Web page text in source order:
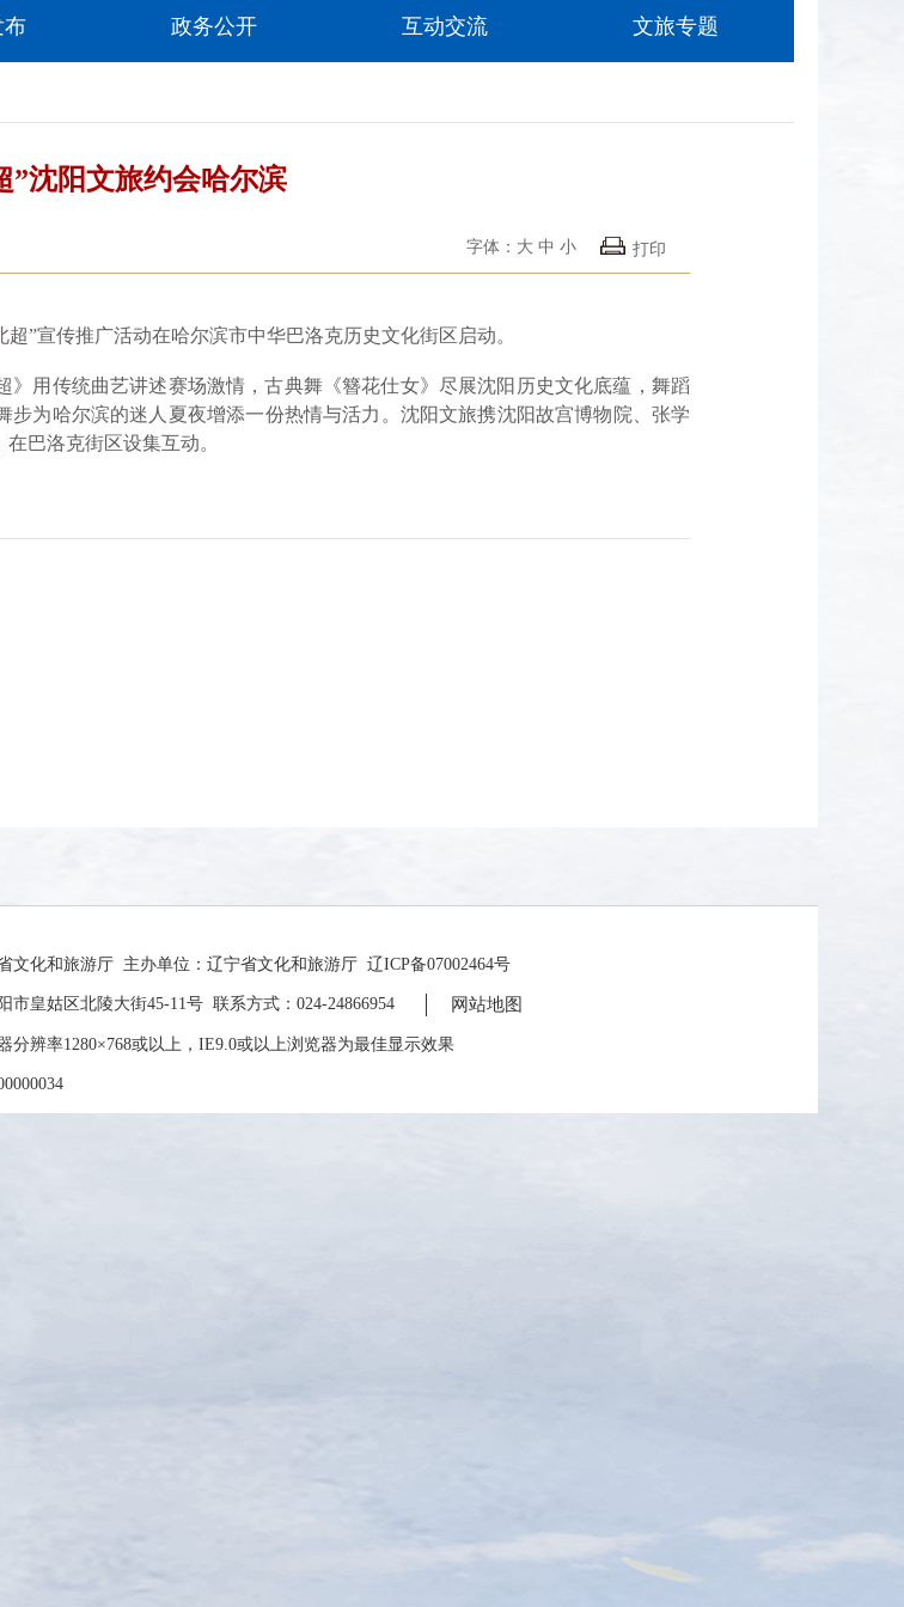
布 政务公开 互动交流 文旅专题
”沈阳文旅约会哈尔滨
打印
字体： 大 中 小
宣传推广活动在哈尔滨市中华巴洛克历史文化街区启动。
用传统曲艺讲述赛场激情，古典舞《簪花仕女》尽展沈阳历史文化底蕴，舞蹈
步为哈尔滨的迷人夏夜增添一份热情与活力。沈阳文旅携沈阳故宫博物院、张学
巴洛克街区设集互动。
文化和旅游厅 主办单位：辽宁省文化和旅游厅 辽ICP备07002464号
市皇姑区北陵大街45-11号 联系方式：024-24866954 网站地图
分辨率1280×768或以上，IE9.0或以上浏览器为最佳显示效果